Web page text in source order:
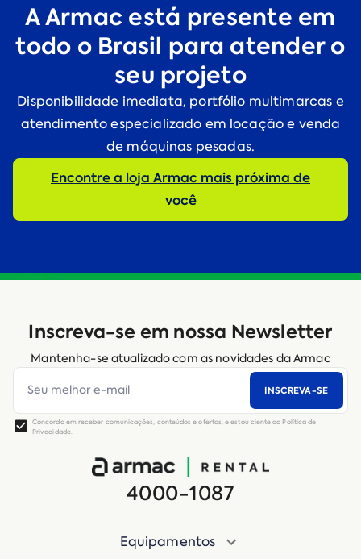
A Armac está presente em
todo o Brasil para atender o
seu projeto
Disponibilidade imediata, portfólio multimarcas e
atendimento especializado em locação e venda
de máquinas pesadas.
Encontre a loja Armac mais próxima de
você
Inscreva-se em nossa Newsletter
Mantenha-se atualizado com as novidades da Armac
INSCREVA-SE
Concordo em receber comunicações, conteúdos e ofertas, e estou ciente da Política de
Privacidade.
4000-1087
Equipamentos